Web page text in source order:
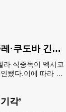
할라피뇨 살모넬라 비상 치폴레·쿠도바 긴급 회수
라 식중독이 멕시코
됐다.이에 따라 멕
각’